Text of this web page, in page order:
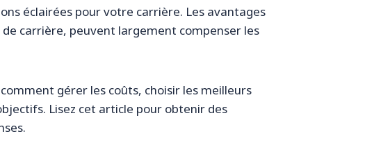
éclairées pour votre carrière. Les avantages
carrière, peuvent largement compenser les
gérer les coûts, choisir les meilleurs
Lisez cet article pour obtenir des